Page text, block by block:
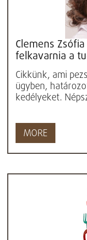
Clemens
felkavarnia a
vitamin
Cikkünk, ami
ügyben,
kedélyeket.
MORE